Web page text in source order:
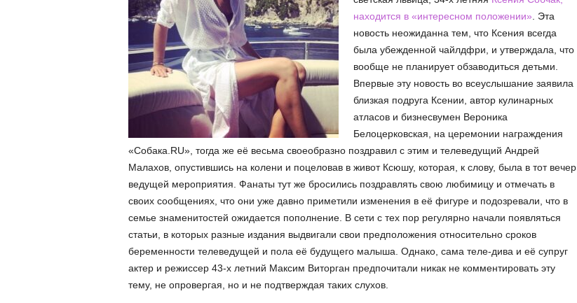
находится в «интересном положении» . Эта
новость неожиданна тем, что Ксения всегда
была убежденной чайлдфри, и утверждала, что
вообще не планирует обзаводиться детьми.
Впервые эту новость во всеуслышание заявила
близкая подруга Ксении, автор кулинарных
атласов и бизнесвумен Вероника
Белоцерковская, на церемонии награждения
«Собака.RU», тогда же её весьма своеобразно поздравил с этим и телеведущий Андрей
Малахов, опустившись на колени и поцеловав в живот Ксюшу, которая, к слову, была в тот вечер
ведущей мероприятия. Фанаты тут же бросились поздравлять свою любимицу и отмечать в
своих сообщениях, что они уже давно приметили изменения в её фигуре и подозревали, что в
семье знаменитостей ожидается пополнение. В сети с тех пор регулярно начали появляться
статьи, в которых разные издания выдвигали свои предположения относительно сроков
беременности телеведущей и пола её будущего малыша. Однако, сама теле-дива и её супруг
актер и режиссер 43-х летний Максим Виторган предпочитали никак не комментировать эту
тему, не опровергая, но и не подтверждая таких слухов.